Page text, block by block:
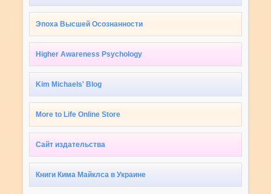
Эпоха Высшей Осознанности
Higher Awareness Psychology
Kim Michaels' Blog
More to Life Online Store
Сайт издательства
Книги Кима Майклса в Украине